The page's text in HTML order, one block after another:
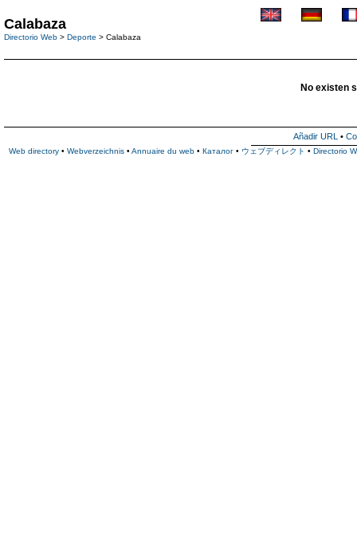
Calabaza
Directorio Web > Deporte > Calabaza
No existen
Añadir URL •
Web directory • Webverzeichnis • Annuaire du web • Каталог • ウェブディレクト • Directorio